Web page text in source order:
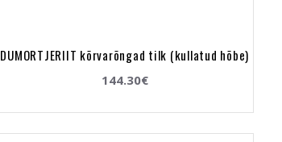
DUMORTJERIIT kõrvarõngad tilk (kullatud hõbe)
144.30€